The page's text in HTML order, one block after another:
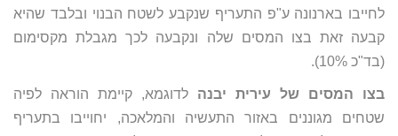
לחייבו בארנונה ע"פ התעריף שנקבע לשטח הבנוי ובלבד שהיא
קבעה זאת בצו המסים שלה ונקבעה לכך מגבלת מקסימום
(בד"כ 10%).
בצו המסים של עירית יבנה לדוגמא, קיימת הוראה לפיה
שטחים מגוננים באזור התעשיה והמלאכה, יחוייבו בתעריף